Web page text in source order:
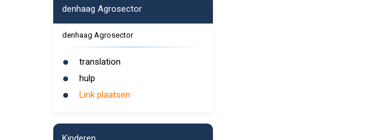
denhaag Agrosector
denhaag Agrosector
translation
hulp
Link plaatsen